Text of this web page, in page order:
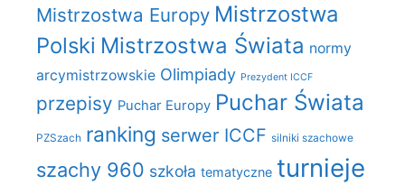
Mistrzostwa Europy Mistrzostwa
Polski Mistrzostwa Świata normy
arcymistrzowskie Olimpiady Prezydent ICCF
przepisy Puchar Europy Puchar Świata
PZSzach ranking serwer ICCF silniki szachowe
szachy 960 szkoła tematyczne turnieje